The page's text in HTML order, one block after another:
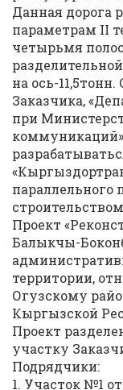
Данная дорога
параметрам II
четырьмя
на ось-
Заказчика,
при
параллельного
Проект
Балыкчы-
территории,
Огузскому
Кыргызской
Проект
участку
Подрядчики:
1. Участок №1